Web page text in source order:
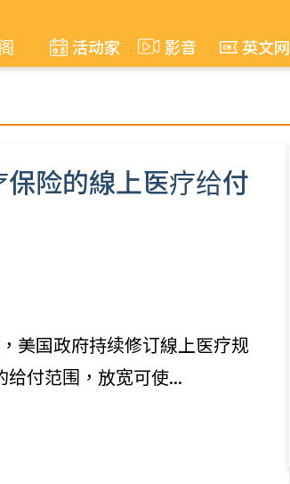
活动家 影音 英文网
险的線上医疗给付
美国政府持续修订線上医疗规
付范围，放宽可使...